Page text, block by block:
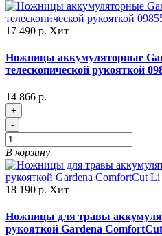
17 490 р. Хит
Ножницы аккумуляторные
телескопической рукояткой
14 866 р.
+
-
В корзину
18 190 р. Хит
Ножницы для травы
рукояткой Gardena